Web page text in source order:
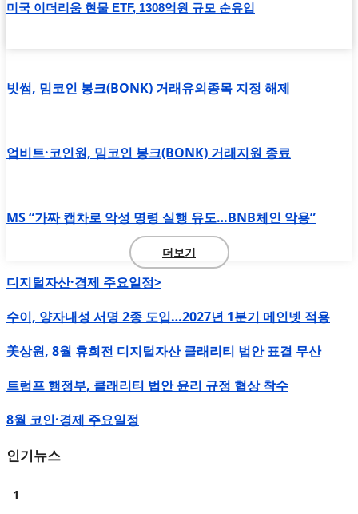
미국 이더리움 현물 ETF, 1308억원 규모 순유입
빗썸, 밈코인 봉크(BONK) 거래유의종목 지정 해제
업비트·코인원, 밈코인 봉크(BONK) 거래지원 종료
MS “가짜 캡차로 악성 명령 실행 유도…BNB체인 악용”
더보기
디지털자산·경제 주요일정>
수이, 양자내성 서명 2종 도입…2027년 1분기 메인넷 적용
美상원, 8월 휴회전 디지털자산 클래리티 법안 표결 무산
트럼프 행정부, 클래리티 법안 윤리 규정 협상 착수
8월 코인·경제 주요일정
인기뉴스